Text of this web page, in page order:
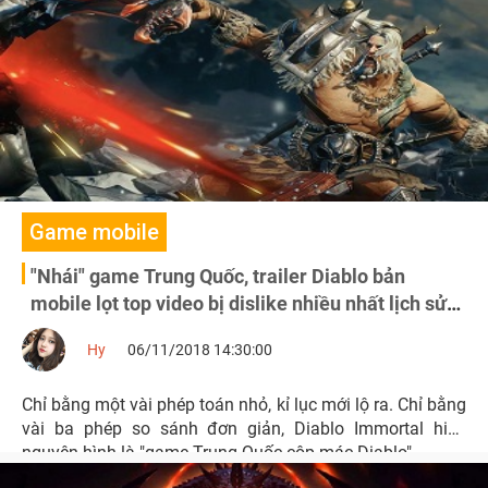
Game mobile
"Nhái" game Trung Quốc, trailer Diablo bản
mobile lọt top video bị dislike nhiều nhất lịch sử
YouTube
Hy 06/11/2018 14:30:00
Chỉ bằng một vài phép toán nhỏ, kỉ lục mới lộ ra. Chỉ bằng
vài ba phép so sánh đơn giản, Diablo Immortal hiện
nguyên hình là "game Trung Quốc cộp mác Diablo".